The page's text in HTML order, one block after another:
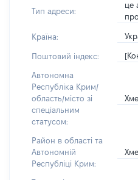
Тип адреси:
це
Країна:
Поштовий індекс:
Автономна
Республіка Крим/
область/місто зі
спеціальним
статусом:
Район в області та
Автономній
Республіці Крим: